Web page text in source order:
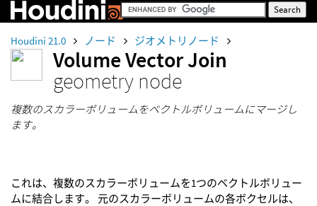
Houdini 21.0 ノード ジオメトリノード
Volume Vector Join
geometry node
複数のスカラーボリュームをベクトルボリュームにマージし
ます。
これは、複数のスカラーボリュームを1つのベクトルボリュー
ムに結合します。 元のスカラーボリュームの各ボクセルは、